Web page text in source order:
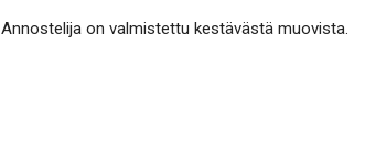
Annostelija on valmistettu kestävästä muovista.